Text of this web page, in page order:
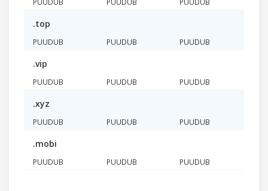
.top
PUUDUB PUUDUB PUUDUB
.vip
PUUDUB PUUDUB PUUDUB
.xyz
PUUDUB PUUDUB PUUDUB
.mobi
PUUDUB PUUDUB PUUDUB